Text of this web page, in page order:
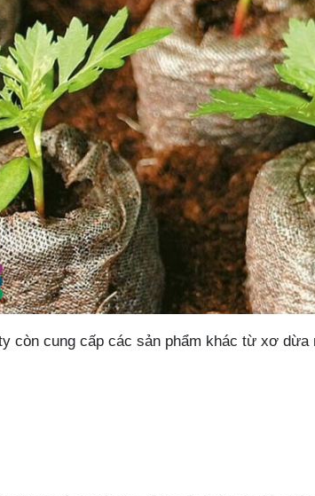
còn cung cấp các sản phẩm khác từ xơ dừa